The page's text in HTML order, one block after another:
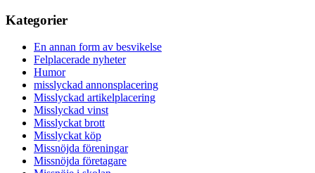
Kategorier
En annan form av besvikelse
Felplacerade nyheter
Humor
misslyckad annonsplacering
Misslyckad artikelplacering
Misslyckad vinst
Misslyckat brott
Misslyckat köp
Missnöjda föreningar
Missnöjda företagare